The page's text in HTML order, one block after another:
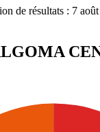
millions (dollar
de résultats : 7